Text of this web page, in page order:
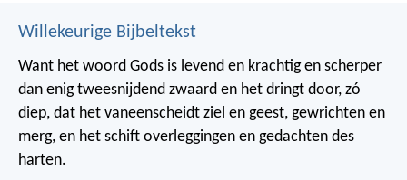
Willekeurige Bijbeltekst
Want het woord Gods is levend en krachtig en scherper
dan enig tweesnijdend zwaard en het dringt door, zó
diep, dat het vaneenscheidt ziel en geest, gewrichten en
merg, en het schift overleggingen en gedachten des
harten.